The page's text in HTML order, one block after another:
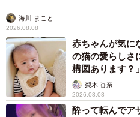
海川 まこと
2026.08.08
赤ちゃんが気に
の猫の愛らし
構図あります？
梨木 香奈
2026.08.08
酔って転んで